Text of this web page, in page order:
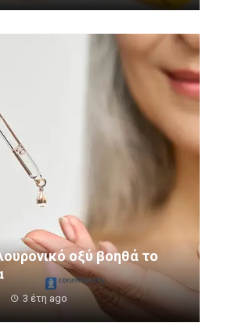
οξύ βοηθά το
3 έτη ago